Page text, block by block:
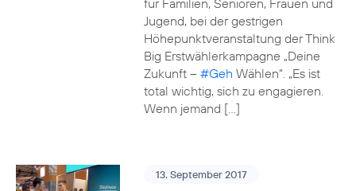
für Familien, Senioren, Frauen und
Jugend, bei der gestrigen
Höhepunktveranstaltung der Think
Big Erstwählerkampagne „Deine
Zukunft – #Geh Wählen“. „Es ist
total wichtig, sich zu engagieren.
Wenn jemand […]
13. September 2017